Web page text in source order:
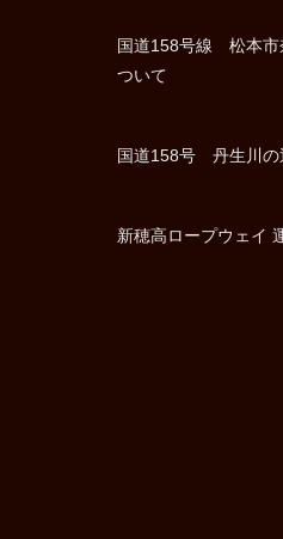
国道158号線 松本市
ついて
国道158号 丹生川の
新穂高ロープウェイ